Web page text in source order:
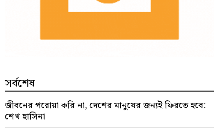
সর্বশেষ
জীবনের পরোয়া করি না, দেশের মানুষের জন্যই ফিরতে হবে:
শেখ হাসিনা